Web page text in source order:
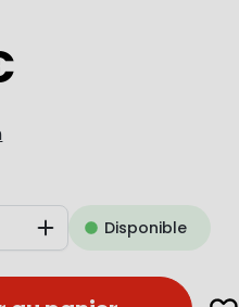
AugmenterDisponible